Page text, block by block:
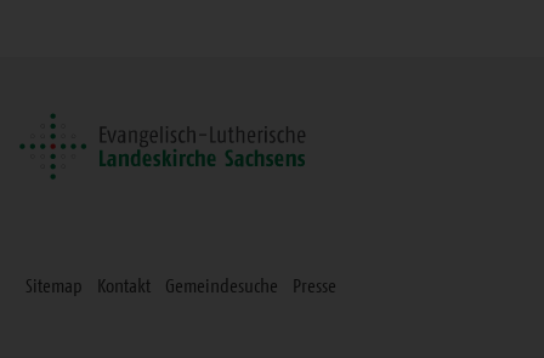
Sitemap Kontakt Gemeindesuche Presse